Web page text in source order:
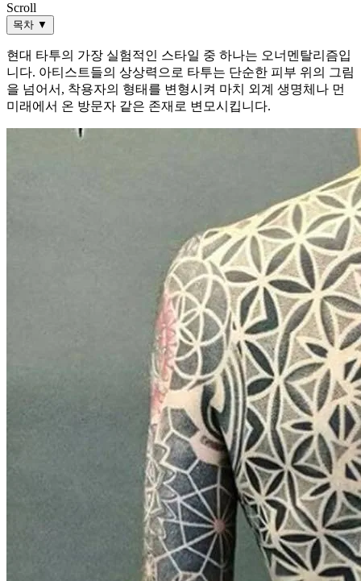
Scroll
목차 ▼
현대 타투의 가장 실험적인 스타일 중 하나는 오너멘탈리즘입
니다. 아티스트들의 상상력으로 타투는 단순한 피부 위의 그림
을 넘어서, 착용자의 형태를 변형시켜 마치 외계 생명체나 먼
미래에서 온 방문자 같은 존재로 변모시킵니다.